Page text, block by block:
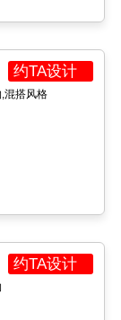
约TA设计
混搭风格
约TA设计